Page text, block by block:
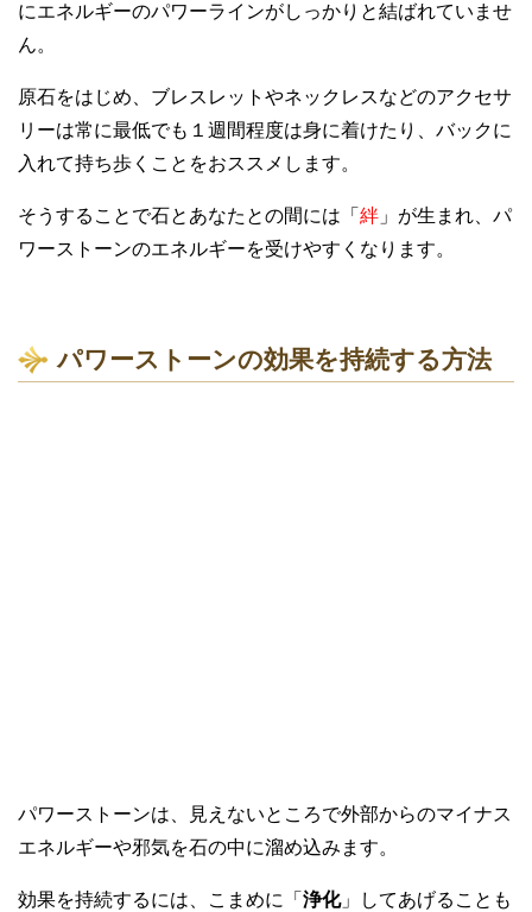
にエネルギーのパワーラインがしっかりと結ばれていませ
ん。
原石をはじめ、ブレスレットやネックレスなどのアクセサ
リーは常に最低でも１週間程度は身に着けたり、バックに
入れて持ち歩くことをおススメします。
そうすることで石とあなたとの間には「 絆 」が生まれ、パ
ワーストーンのエネルギーを受けやすくなります。
パワーストーンの効果を持続する方法
パワーストーンは、見えないところで外部からのマイナス
エネルギーや邪気を石の中に溜め込みます。
効果を持続するには、こまめに「 浄化」してあげることも